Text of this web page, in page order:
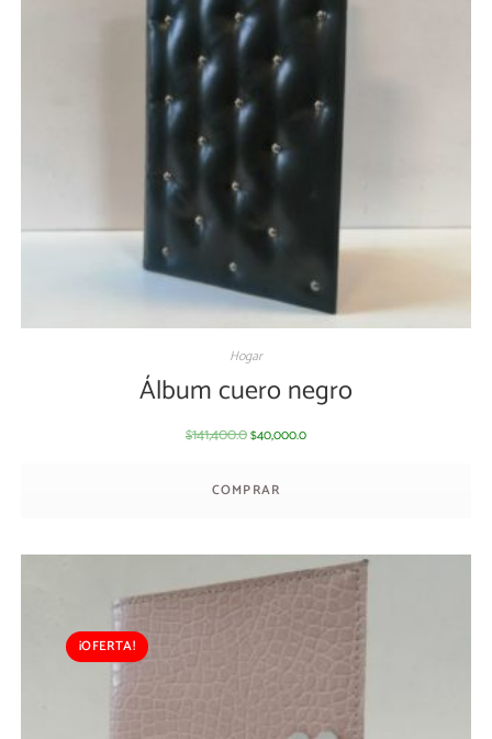
Hogar
Álbum cuero negro
$141,400.0 $40,000.0
COMPRAR
¡OFERTA!